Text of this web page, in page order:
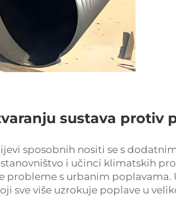
sustava protiv
sposobnih nositi se s
i učinci klimatskih
probleme s urbanim poplavama.
sve više uzrokuje poplave u